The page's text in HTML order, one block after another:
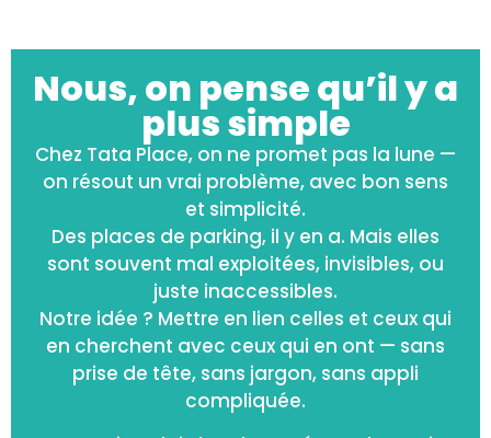
Nous, on pense qu’il y a
plus simple​
Chez Tata Place, on ne promet pas la lune —
on résout un vrai problème, avec bon sens
et simplicité.
Des places de parking, il y en a. Mais elles
sont souvent mal exploitées, invisibles, ou
juste inaccessibles.
Notre idée ? Mettre en lien celles et ceux qui
en cherchent avec ceux qui en ont — sans
prise de tête, sans jargon, sans appli
compliquée.